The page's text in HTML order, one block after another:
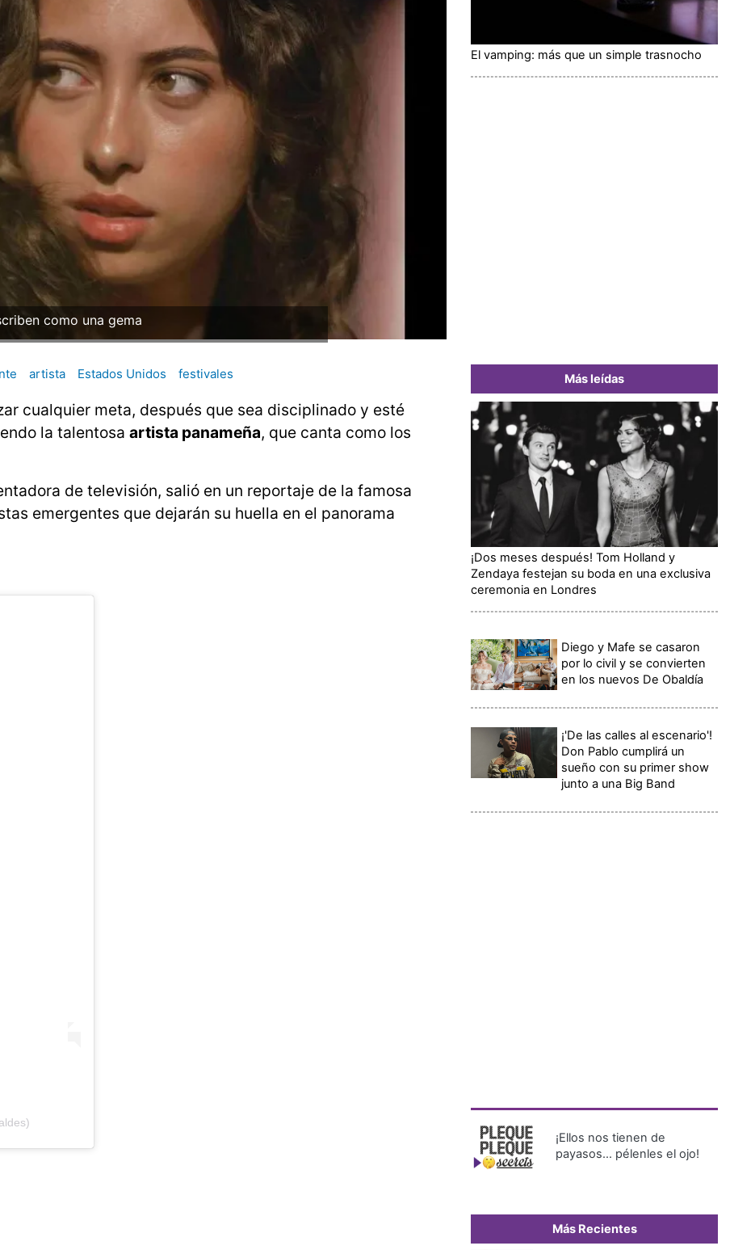
como una gema
artista Estados Unidos festivales
cualquier meta, después que sea disciplinado y esté
la talentosa artista panameña, que canta como los
de televisión, salió en un reportaje de la famosa
emergentes que dejarán su huella en el panorama
El vamping: más que un simple trasnocho
Más leídas
¡Dos meses después! Tom Holland y
Zendaya festejan su boda en una exclusiva
ceremonia en Londres
Diego y Mafe se casaron
por lo civil y se convierten
en los nuevos De Obaldía
¡'De las calles al escenario'!
Don Pablo cumplirá un
sueño con su primer show
junto a una Big Band
¡Ellos nos tienen de
payasos… pélenles el ojo!
Más Recientes